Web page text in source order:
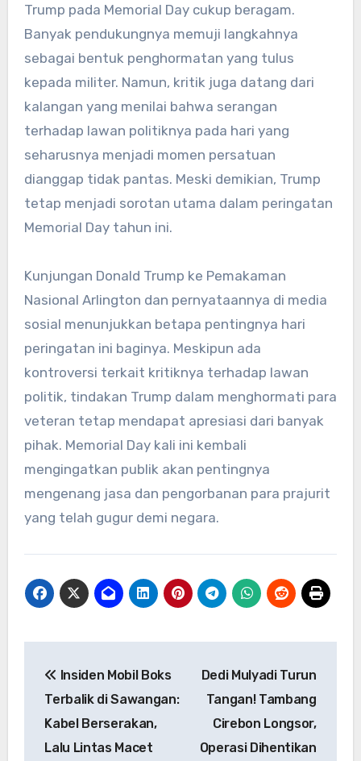
Trump pada Memorial Day cukup beragam.
Banyak pendukungnya memuji langkahnya
sebagai bentuk penghormatan yang tulus
kepada militer. Namun, kritik juga datang dari
kalangan yang menilai bahwa serangan
terhadap lawan politiknya pada hari yang
seharusnya menjadi momen persatuan
dianggap tidak pantas. Meski demikian, Trump
tetap menjadi sorotan utama dalam peringatan
Memorial Day tahun ini.
Kunjungan Donald Trump ke Pemakaman
Nasional Arlington dan pernyataannya di media
sosial menunjukkan betapa pentingnya hari
peringatan ini baginya. Meskipun ada
kontroversi terkait kritiknya terhadap lawan
politik, tindakan Trump dalam menghormati para
veteran tetap mendapat apresiasi dari banyak
pihak. Memorial Day kali ini kembali
mengingatkan publik akan pentingnya
mengenang jasa dan pengorbanan para prajurit
yang telah gugur demi negara.
pos
Insiden Mobil Boks
Terbalik di Sawangan:
Kabel Berserakan,
Lalu Lintas Macet
Dedi Mulyadi Turun
Tangan! Tambang
Cirebon Longsor,
Operasi Dihentikan